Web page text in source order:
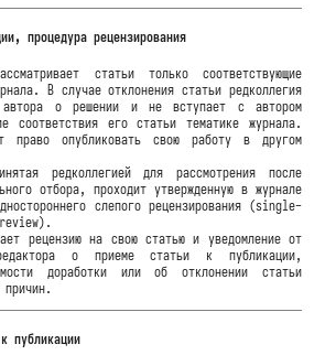
процедура рецензирования
статьи только соответствующие
В случае отклонения статьи редколлегия
автора о решении и не вступает с автором
соответствия его статьи тематике журнала.
право опубликовать свою работу в другом
редколлегией для рассмотрения после
отбора, проходит утвержденную в журнале
слепого рецензирования (single-
рецензию на свою статью и уведомление от
о приеме статьи к публикации,
доработки или об отклонении статьи
причин.
публикации